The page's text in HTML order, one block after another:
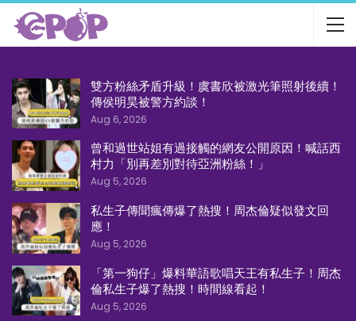
雙方粉絲矛盾升級！虞書欣被激光筆照射後續！
傳侯明昊被警方約談！
Aug 6, 2026
曾和過世站姐有過接觸的網友公開原因！喊話西
村力「別再差別對待亞洲粉絲！」
Aug 5, 2026
私生子傳聞瘋傳爆了熱搜！周杰倫疑似發文回
應！
Aug 5, 2026
「第一狗仔」爆料華語歌唱天王有私生子！周杰
倫私生子爆了熱搜！時間線看起！
Aug 5, 2026